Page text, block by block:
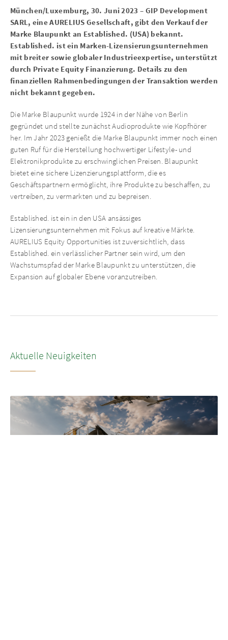
München/Luxemburg, 30. Juni 2023 – GIP Development
SARL, eine AURELIUS Gesellschaft, gibt den Verkauf der
Marke Blaupunkt an Established. (USA) bekannt.
Established. ist ein Marken-Lizensierungsunternehmen
mit breiter sowie globaler Industrieexpertise, unterstützt
durch Private Equity Finanzierung. Details zu den
finanziellen Rahmenbedingungen der Transaktion werden
nicht bekannt gegeben.
Die Marke Blaupunkt wurde 1924 in der Nähe von Berlin
gegründet und stellte zunächst Audioprodukte wie Kopfhörer
her. Im Jahr 2023 genießt die Marke Blaupunkt immer noch einen
guten Ruf für die Herstellung hochwertiger Lifestyle- und
Elektronikprodukte zu erschwinglichen Preisen. Blaupunkt
bietet eine sichere Lizenzierungsplattform, die es
Geschäftspartnern ermöglicht, ihre Produkte zu beschaffen, zu
vertreiben, zu vermarkten und zu bepreisen.
Established. ist ein in den USA ansässiges
Lizensierungsunternehmen mit Fokus auf kreative Märkte.
AURELIUS Equity Opportunities ist zuversichtlich, dass
Established. ein verlässlicher Partner sein wird, um den
Wachstumspfad der Marke Blaupunkt zu unterstützen, die
Expansion auf globaler Ebene voranzutreiben.
Aktuelle Neuigkeiten